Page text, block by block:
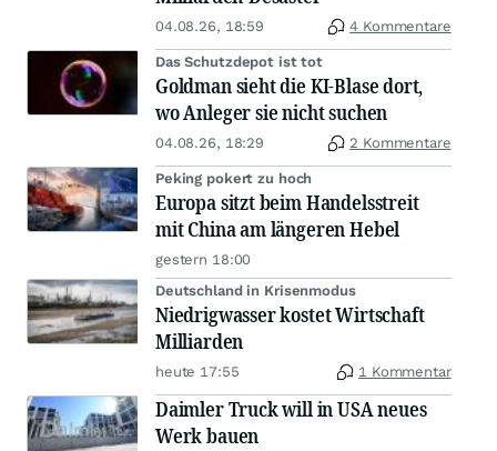
04.08.26, 18:59 4 Kommentare
Das Schutzdepot ist tot
Goldman sieht die KI-Blase dort,
wo Anleger sie nicht suchen
04.08.26, 18:29 2 Kommentare
Peking pokert zu hoch
Europa sitzt beim Handelsstreit
mit China am längeren Hebel
gestern 18:00
Deutschland in Krisenmodus
Niedrigwasser kostet Wirtschaft
Milliarden
heute 17:55 1 Kommentar
Daimler Truck will in USA neues
Werk bauen